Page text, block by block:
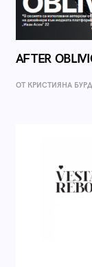
AFTER
ОТ КРИСТИЯНА